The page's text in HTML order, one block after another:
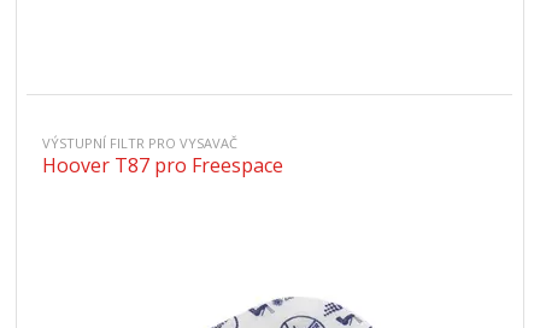
VÝSTUPNÍ FILTR PRO VYSAVAČ
Hoover T87 pro Freespace